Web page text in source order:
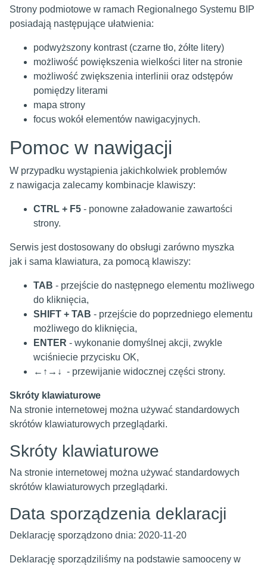
Strony podmiotowe w ramach Regionalnego Systemu BIP
posiadają następujące ułatwienia:
podwyższony kontrast (czarne tło, żółte litery)
możliwość powiększenia wielkości liter na stronie
możliwość zwiększenia interlinii oraz odstępów
pomiędzy literami
mapa strony
focus wokół elementów nawigacyjnych.
Pomoc w nawigacji
W przypadku wystąpienia jakichkolwiek problemów
z nawigacja zalecamy kombinacje klawiszy:
CTRL + F5 - ponowne załadowanie zawartości
strony.
Serwis jest dostosowany do obsługi zarówno myszka
jak i sama klawiatura, za pomocą klawiszy:
TAB - przejście do następnego elementu możliwego
do kliknięcia,
SHIFT + TAB - przejście do poprzedniego elementu
możliwego do kliknięcia,
ENTER - wykonanie domyślnej akcji, zwykle
wciśniecie przycisku OK,
←↑→↓ - przewijanie widocznej części strony.
Skróty klawiaturowe
Na stronie internetowej można używać standardowych
skrótów klawiaturowych przeglądarki.
Skróty klawiaturowe
Na stronie internetowej można używać standardowych
skrótów klawiaturowych przeglądarki.
Data sporządzenia deklaracji
Deklarację sporządzono dnia: 2020-11-20
Deklarację sporządziliśmy na podstawie samooceny w